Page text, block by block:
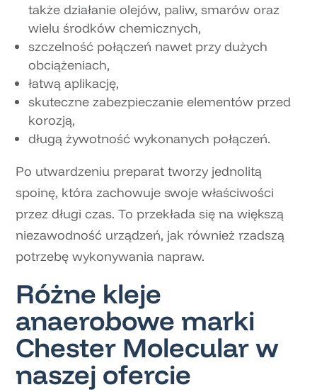
także działanie olejów, paliw, smarów oraz
wielu środków chemicznych,
szczelność połączeń nawet przy dużych
obciążeniach,
łatwą aplikację,
skuteczne zabezpieczanie elementów przed
korozją,
długą żywotność wykonanych połączeń.
Po utwardzeniu preparat tworzy jednolitą
spoinę, która zachowuje swoje właściwości
przez długi czas. To przekłada się na większą
niezawodność urządzeń, jak również rzadszą
potrzebę wykonywania napraw.
Różne kleje
anaerobowe marki
Chester Molecular w
naszej ofercie